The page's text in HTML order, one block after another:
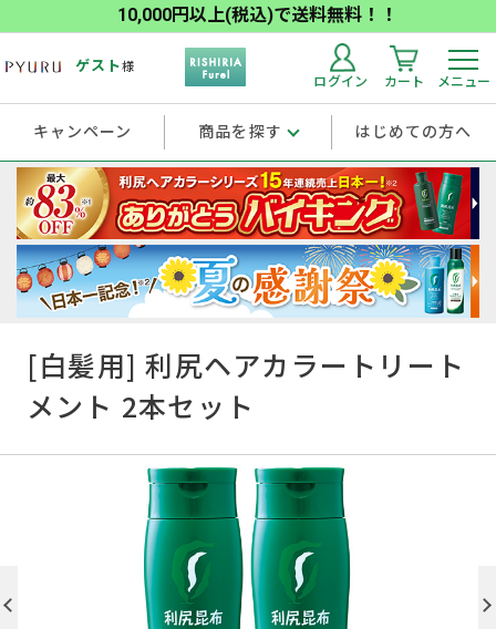
10,000円以上(税込)で送料無料！！
ゲスト様
ログイン カート メニュー
キャンペーン 商品を探す はじめての方へ
[白髪用] 利尻ヘアカラートリート
メント 2本セット